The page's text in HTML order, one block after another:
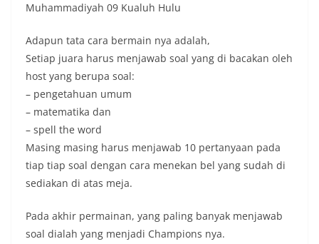
Muhammadiyah 09 Kualuh Hulu
Adapun tata cara bermain nya adalah,
Setiap juara harus menjawab soal yang di bacakan oleh
host yang berupa soal:
– pengetahuan umum
– matematika dan
– spell the word
Masing masing harus menjawab 10 pertanyaan pada
tiap tiap soal dengan cara menekan bel yang sudah di
sediakan di atas meja.
Pada akhir permainan, yang paling banyak menjawab
soal dialah yang menjadi Champions nya.